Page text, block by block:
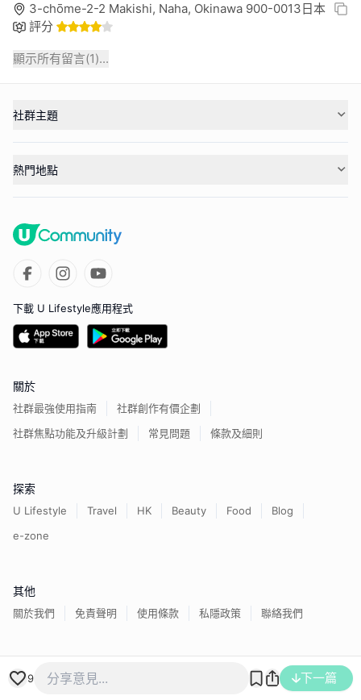
3-chōme-2-2 Makishi, Naha, Okinawa 900-0013日本
評分
顯示所有留言(1)...
9 下一篇
社群主題
熱門地點
下載 U Lifestyle應用程式
關於
社群最強使用指南
社群創作有價企劃
社群焦點功能及升級計劃
常見問題 條款及細則
探索
U Lifestyle Travel HK Beauty Food
Blog
e-zone
其他
關於我們 免責聲明 使用條款 私隱政策 聯絡我們
香港經濟日報版權所有©